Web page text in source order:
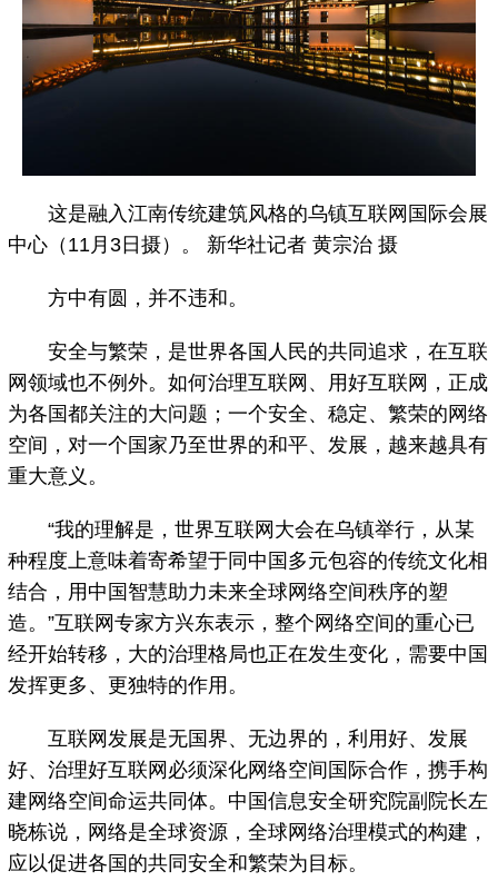
这是融入江南传统建筑风格的乌镇互联网国际会展
中心（11月3日摄）。 新华社记者 黄宗治 摄
方中有圆，并不违和。
安全与繁荣，是世界各国人民的共同追求，在互联
网领域也不例外。如何治理互联网、用好互联网，正成
为各国都关注的大问题；一个安全、稳定、繁荣的网络
空间，对一个国家乃至世界的和平、发展，越来越具有
重大意义。
“我的理解是，世界互联网大会在乌镇举行，从某
种程度上意味着寄希望于同中国多元包容的传统文化相
结合，用中国智慧助力未来全球网络空间秩序的塑
造。”互联网专家方兴东表示，整个网络空间的重心已
经开始转移，大的治理格局也正在发生变化，需要中国
发挥更多、更独特的作用。
互联网发展是无国界、无边界的，利用好、发展
好、治理好互联网必须深化网络空间国际合作，携手构
建网络空间命运共同体。中国信息安全研究院副院长左
晓栋说，网络是全球资源，全球网络治理模式的构建，
应以促进各国的共同安全和繁荣为目标。